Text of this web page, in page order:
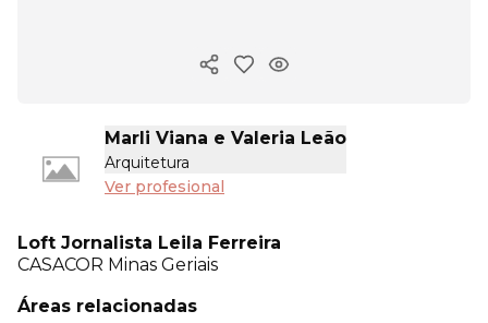
Copiar enlace
Marli Viana e Valeria Leão
Arquitetura
Ver profesional
Loft Jornalista Leila Ferreira
CASACOR Minas Geriais
Áreas relacionadas